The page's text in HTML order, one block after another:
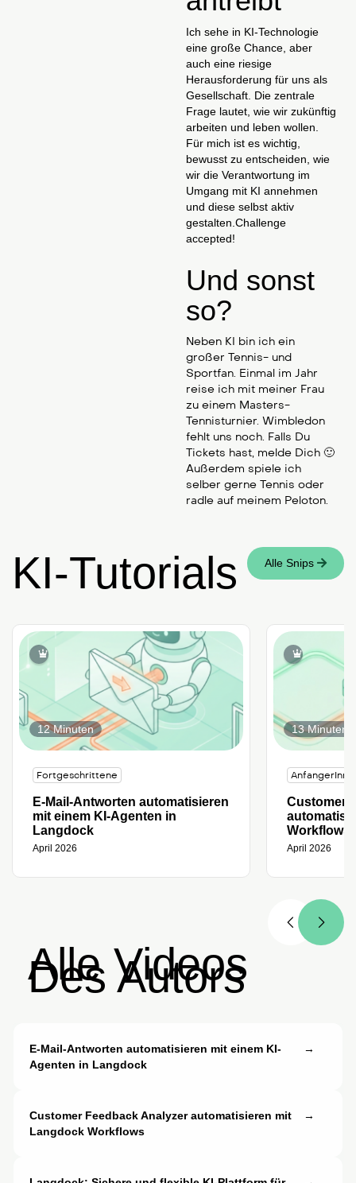
Ich sehe in KI-Technologie
eine große Chance, aber
auch eine riesige
Herausforderung für uns als
Gesellschaft. Die zentrale
Frage lautet, wie wir zukünftig
arbeiten und leben wollen.
Für mich ist es wichtig,
bewusst zu entscheiden, wie
wir die Verantwortung im
Umgang mit KI annehmen
und diese selbst aktiv
gestalten.Challenge
accepted!
Und sonst
so?
Neben KI bin ich ein
großer Tennis- und
Sportfan. Einmal im Jahr
reise ich mit meiner Frau
zu einem Masters-
Tennisturnier. Wimbledon
fehlt uns noch. Falls Du
Tickets hast, melde Dich 🙂
Außerdem spiele ich
selber gerne Tennis oder
radle auf meinem Peloton.
KI-Tutorials Alle Snips
12 Minuten
Fortgeschrittene
E-Mail-Antworten automatisieren
mit einem KI-Agenten in
Langdock
April 2026
13 Minuten
Customer
Workflows
April 2026
Alle Videos
Des Autors
E-Mail-Antworten automatisieren mit einem KI-
Agenten in Langdock
→
Customer Feedback Analyzer automatisieren mit
Langdock Workflows
→